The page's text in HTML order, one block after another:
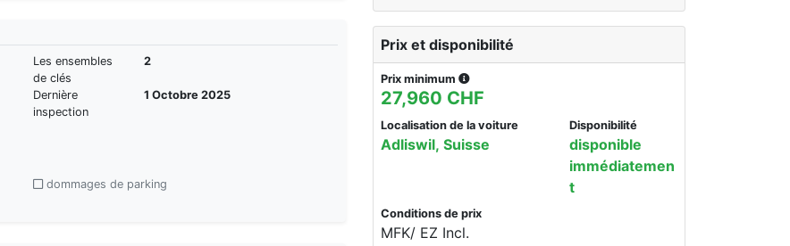
Prix et disponibilité
Prix minimum
27,960 CHF
Localisation de la voiture
Adliswil, Suisse
Disponibilité
disponible
immédiatemen
t
Conditions de prix
MFK/ EZ Incl.
Les ensembles
de clés
2
Dernière
inspection
1 Octobre 2025
dommages de parking